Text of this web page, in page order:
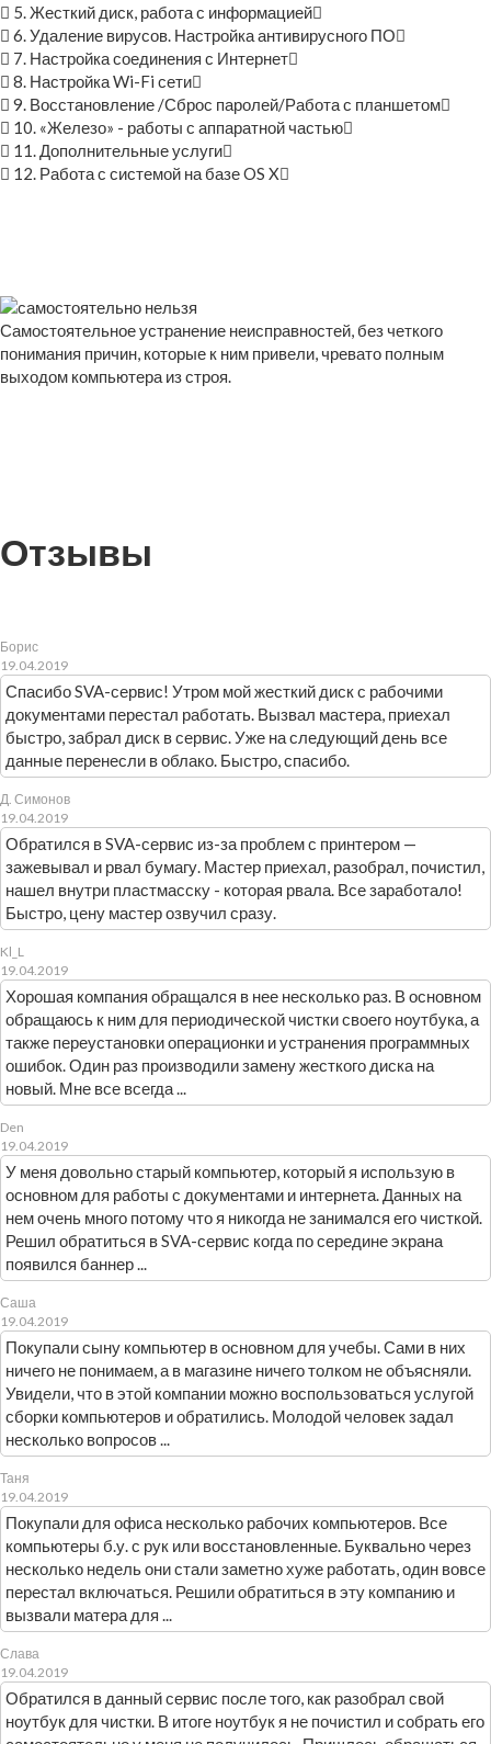
5. Жесткий диск, работа с информацией
6. Удаление вирусов. Настройка антивирусного ПО
7. Настройка соединения с Интернет
8. Настройка Wi-Fi сети
9. Восстановление /Сброс паролей/Работа с планшетом
10. «Железо» - работы с аппаратной частью
11. Дополнительные услуги
12. Работа с системой на базе OS X
Самостоятельное устранение неисправностей, без четкого
понимания причин, которые к ним привели, чревато полным
выходом компьютера из строя.
Отзывы
Борис
19.04.2019
Спасибо SVA-сервис! Утром мой жесткий диск с рабочими
документами перестал работать. Вызвал мастера, приехал
быстро, забрал диск в сервис. Уже на следующий день все
данные перенесли в облако. Быстро, спасибо.
Д. Симонов
19.04.2019
Обратился в SVA-сервис из-за проблем с принтером —
зажевывал и рвал бумагу. Мастер приехал, разобрал, почистил,
нашел внутри пластмасску - которая рвала. Все заработало!
Быстро, цену мастер озвучил сразу.
Kl_L
19.04.2019
Хорошая компания обращался в нее несколько раз. В основном
обращаюсь к ним для периодической чистки своего ноутбука, а
также переустановки операционки и устранения программных
ошибок. Один раз производили замену жесткого диска на
новый. Мне все всегда ...
Den
19.04.2019
У меня довольно старый компьютер, который я использую в
основном для работы с документами и интернета. Данных на
нем очень много потому что я никогда не занимался его чисткой.
Решил обратиться в SVA-сервис когда по середине экрана
появился баннер ...
Саша
19.04.2019
Покупали сыну компьютер в основном для учебы. Сами в них
ничего не понимаем, а в магазине ничего толком не объясняли.
Увидели, что в этой компании можно воспользоваться услугой
сборки компьютеров и обратились. Молодой человек задал
несколько вопросов ...
Таня
19.04.2019
Покупали для офиса несколько рабочих компьютеров. Все
компьютеры б.у. с рук или восстановленные. Буквально через
несколько недель они стали заметно хуже работать, один вовсе
перестал включаться. Решили обратиться в эту компанию и
вызвали матера для ...
Слава
19.04.2019
Обратился в данный сервис после того, как разобрал свой
ноутбук для чистки. В итоге ноутбук я не почистил и собрать его